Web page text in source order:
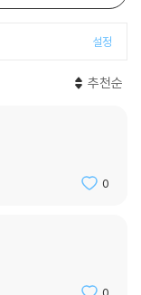
설정
추천순
0